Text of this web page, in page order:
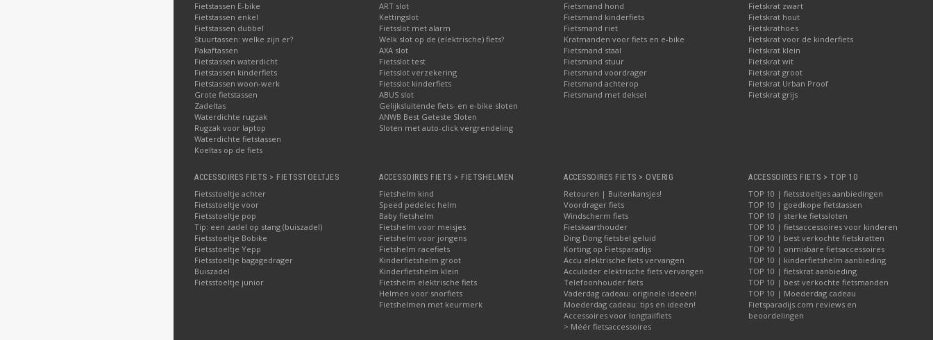
Fietstassen E-bike
Fietstassen enkel
Fietstassen dubbel
Stuurtassen: welke zijn er?
Pakaftassen
Fietstassen waterdicht
Fietstassen kinderfiets
Fietstassen woon-werk
Grote fietstassen
Zadeltas
Waterdichte rugzak
Rugzak voor laptop
Waterdichte fietstassen
Koeltas op de fiets
ART slot
Kettingslot
Fietsslot met alarm
Welk slot op de (elektrische) fiets?
AXA slot
Fietsslot test
Fietsslot verzekering
Fietsslot kinderfiets
ABUS slot
Gelijksluitende fiets- en e-bike sloten
ANWB Best Geteste Sloten
Sloten met auto-click vergrendeling
Fietsmand hond
Fietsmand kinderfiets
Fietsmand riet
Kratmanden voor fiets en e-bike
Fietsmand staal
Fietsmand stuur
Fietsmand voordrager
Fietsmand achterop
Fietsmand met deksel
Fietskrat zwart
Fietskrat hout
Fietskrathoes
Fietskrat voor de kinderfiets
Fietskrat klein
Fietskrat wit
Fietskrat groot
Fietskrat Urban Proof
Fietskrat grijs
ACCESSOIRES FIETS > FIETSSTOELTJES
Fietsstoeltje achter
Fietsstoeltje voor
Fietsstoeltje pop
Tip: een zadel op stang (buiszadel)
Fietsstoeltje Bobike
Fietsstoeltje Yepp
Fietsstoeltje bagagedrager
Buiszadel
Fietsstoeltje junior
ACCESSOIRES FIETS > FIETSHELMEN
Fietshelm kind
Speed pedelec helm
Baby fietshelm
Fietshelm voor meisjes
Fietshelm voor jongens
Fietshelm racefiets
Kinderfietshelm groot
Kinderfietshelm klein
Fietshelm elektrische fiets
Helmen voor snorfiets
Fietshelmen met keurmerk
ACCESSOIRES FIETS > OVERIG
Retouren | Buitenkansjes!
Voordrager fiets
Windscherm fiets
Fietskaarthouder
Ding Dong fietsbel geluid
Korting op Fietsparadijs
Accu elektrische fiets vervangen
Acculader elektrische fiets vervangen
Telefoonhouder fiets
Vaderdag cadeau: originele ideeën!
Moederdag cadeau: tips en ideeën!
Accessoires voor longtailfiets
> Méér fietsaccessoires
ACCESSOIRES FIETS > TOP 10
TOP 10 | fietsstoeltjes aanbiedingen
TOP 10 | goedkope fietstassen
TOP 10 | sterke fietssloten
TOP 10 | fietsaccessoires voor kinderen
TOP 10 | best verkochte fietskratten
TOP 10 | onmisbare fietsaccessoires
TOP 10 | kinderfietshelm aanbieding
TOP 10 | fietskrat aanbieding
TOP 10 | best verkochte fietsmanden
TOP 10 | Moederdag cadeau
Fietsparadijs.com reviews en
beoordelingen